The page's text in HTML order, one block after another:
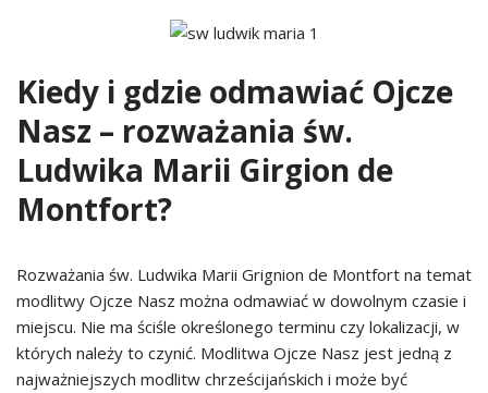
Kiedy i gdzie odmawiać Ojcze
Nasz – rozważania św.
Ludwika Marii Girgion de
Montfort?
Rozważania św. Ludwika Marii Grignion de Montfort na temat
modlitwy Ojcze Nasz można odmawiać w dowolnym czasie i
miejscu. Nie ma ściśle określonego terminu czy lokalizacji, w
których należy to czynić. Modlitwa Ojcze Nasz jest jedną z
najważniejszych modlitw chrześcijańskich i może być